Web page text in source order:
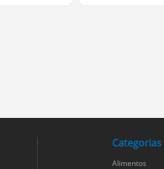
Categorias
Alimentos